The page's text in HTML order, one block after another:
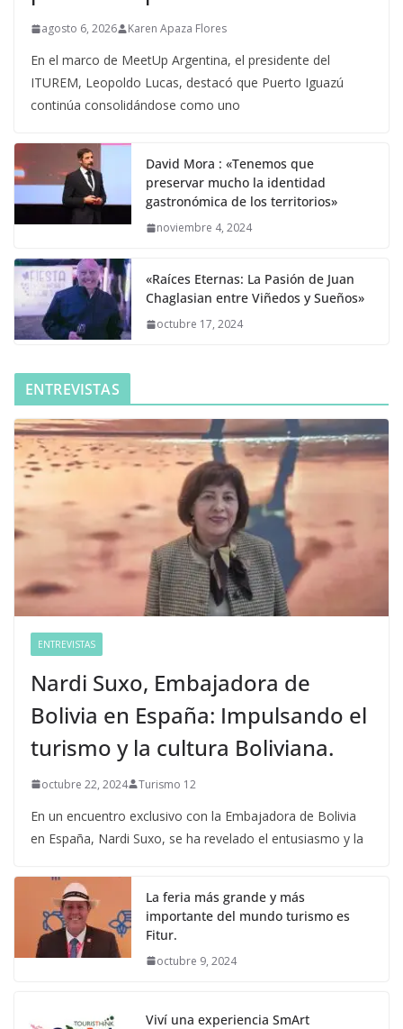
agosto 6, 2026 Karen Apaza Flores
En el marco de MeetUp Argentina, el presidente del
ITUREM, Leopoldo Lucas, destacó que Puerto Iguazú
continúa consolidándose como uno
David Mora : «Tenemos que
preservar mucho la identidad
gastronómica de los territorios»
noviembre 4, 2024
«Raíces Eternas: La Pasión de Juan
Chaglasian entre Viñedos y Sueños»
octubre 17, 2024
ENTREVISTAS
ENTREVISTAS
Nardi Suxo, Embajadora de
Bolivia en España: Impulsando el
turismo y la cultura Boliviana.
octubre 22, 2024 Turismo 12
En un encuentro exclusivo con la Embajadora de Bolivia
en España, Nardi Suxo, se ha revelado el entusiasmo y la
La feria más grande y más
importante del mundo turismo es
Fitur.
octubre 9, 2024
Viví una experiencia SmArt